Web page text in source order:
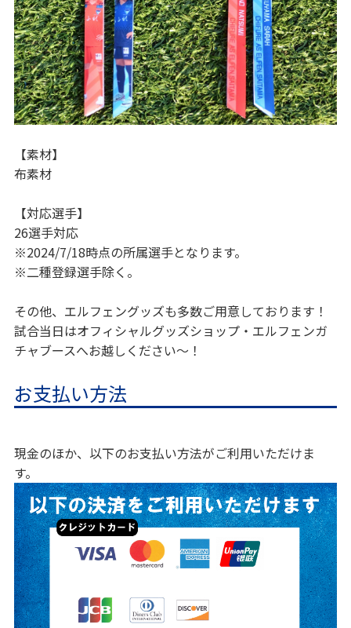
【素材】
布素材
【対応選手】
26選手対応
※2024/7/18時点の所属選手となります。
※二種登録選手除く。
その他、エルフェングッズも多数ご用意しております！
試合当日はオフィシャルグッズショップ・エルフェンガ
チャブースへお越しください～！
お支払い方法
現金のほか、以下のお支払い方法がご利用いただけま
す。